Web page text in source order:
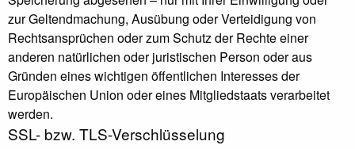
zur Geltendmachung, Ausübung oder Verteidigung von
Rechtsansprüchen oder zum Schutz der Rechte einer
anderen natürlichen oder juristischen Person oder aus
Gründen eines wichtigen öffentlichen Interesses der
Europäischen Union oder eines Mitgliedstaats verarbeitet
werden.
SSL- bzw. TLS-Verschlüsselung